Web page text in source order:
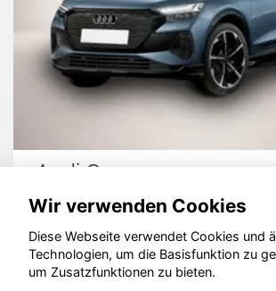
Audi Q4
© konjunkturmotor.de GmbH
Wir verwenden Cookies
Diese Webseite verwendet Cookies und
Technologien, um die Basisfunktion zu
um Zusatzfunktionen zu bieten.